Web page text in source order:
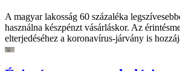
A magyar lakosság 60 százaléka
használna készpénzt vásárláskor. Az
elterjedéséhez a koronavírus-járvány is